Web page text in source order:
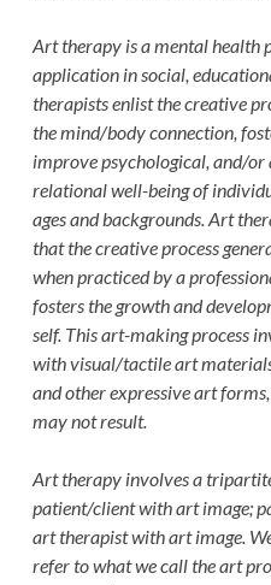
Art therapy is a mental health
application in social,
therapists enlist the creative
the mind/body connection,
improve psychological, and/
relational well-being of
ages and backgrounds. Art
that the creative process
when practiced by a
fosters the growth and
self. This art-making process
with visual/tactile art
and other expressive art
may not result.
Art therapy involves a
patient/client with art image;
art therapist with art image.
refer to what we call the art